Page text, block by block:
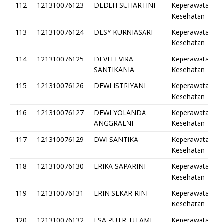
112
121310076123 DEDEH SUHARTINI
Keperawatan
Kesehatan
113
121310076124 DESY KURNIASARI
Keperawatan
Kesehatan
114
121310076125
DEVI ELVIRA
SANTIKANIA
Keperawatan
Kesehatan
115
121310076126 DEWI ISTRIYANI
Keperawatan
Kesehatan
116
121310076127
DEWI YOLANDA
ANGGRAENI
Keperawatan
Kesehatan
117
121310076129 DWI SANTIKA
Keperawatan
Kesehatan
118
121310076130 ERIKA SAPARINI
Keperawatan
Kesehatan
119
121310076131 ERIN SEKAR RINI
Keperawatan
Kesehatan
120
121310076132 ESA PUTRI UTAMI Keperawatan